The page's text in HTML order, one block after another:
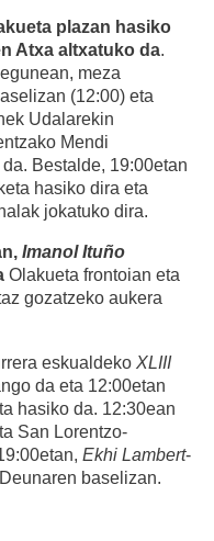
plazan hasiko
Atxa altxatuko da.
meza
(12:00) eta
Udalarekin
Mendi
Bestalde, 19:00etan
hasiko dira eta
jokatuko dira.
Imanol Ituño
Olakueta frontoian eta
gozatzeko aukera
eskualdeko XLIII
da eta 12:00etan
hasiko da. 12:30ean
San Lorentzo-
Ekhi Lambert-
baselizan.